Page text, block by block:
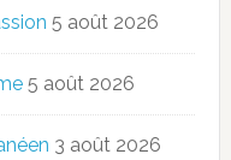
5 août 2026
5 août 2026
3 août 2026